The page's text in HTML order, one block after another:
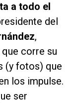
a todo el
del
,
corre su
(y fotos) que
los impulse.
ser